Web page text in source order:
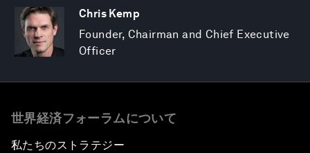
Chris Kemp
Founder, Chairman and Chief Executive
Officer
世界経済フォーラムについて
私たちのストラテジー